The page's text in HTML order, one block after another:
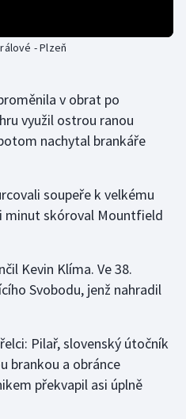
- Plzeň
v obrat po
využil ostrou ranou
nachytal brankáře
soupeře k velkému
minut skóroval Mountfield
Kevin Klíma. Ve 38.
Svobodu, jenž nahradil
Pilař, slovenský útočník
brankou a obránce
překvapil asi úplně